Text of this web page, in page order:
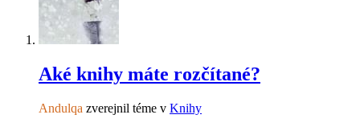
Aké knihy máte rozčítané?
Andulqa zverejnil téme v Knihy